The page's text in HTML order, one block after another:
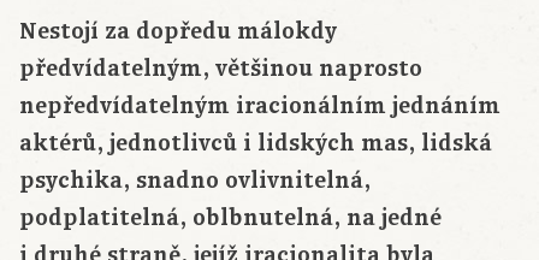
Nestojí za dopředu málokdy
předvídatelným, většinou naprosto
nepředvídatelným iracionálním jednáním
aktérů, jednotlivců i lidských mas, lidská
psychika, snadno ovlivnitelná,
podplatitelná, oblbnutelná, na jedné